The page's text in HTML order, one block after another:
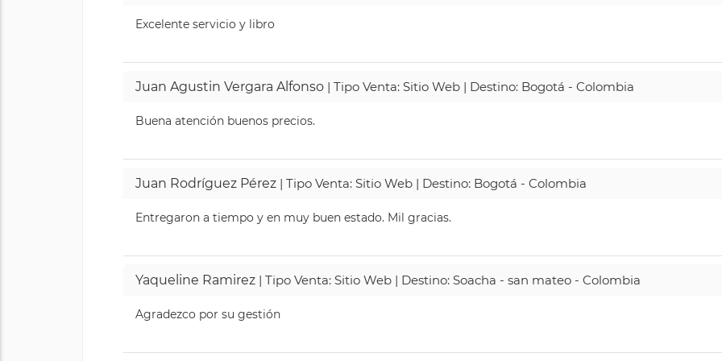
Excelente servicio y libro
Juan Agustin Vergara Alfonso | Tipo Venta: Sitio Web | Destino: Bogotá - Colombia
Buena atención buenos precios.
Juan Rodríguez Pérez | Tipo Venta: Sitio Web | Destino: Bogotá - Colombia
Entregaron a tiempo y en muy buen estado. Mil gracias.
Yaqueline Ramirez | Tipo Venta: Sitio Web | Destino: Soacha - san mateo - Colombia
Agradezco por su gestión